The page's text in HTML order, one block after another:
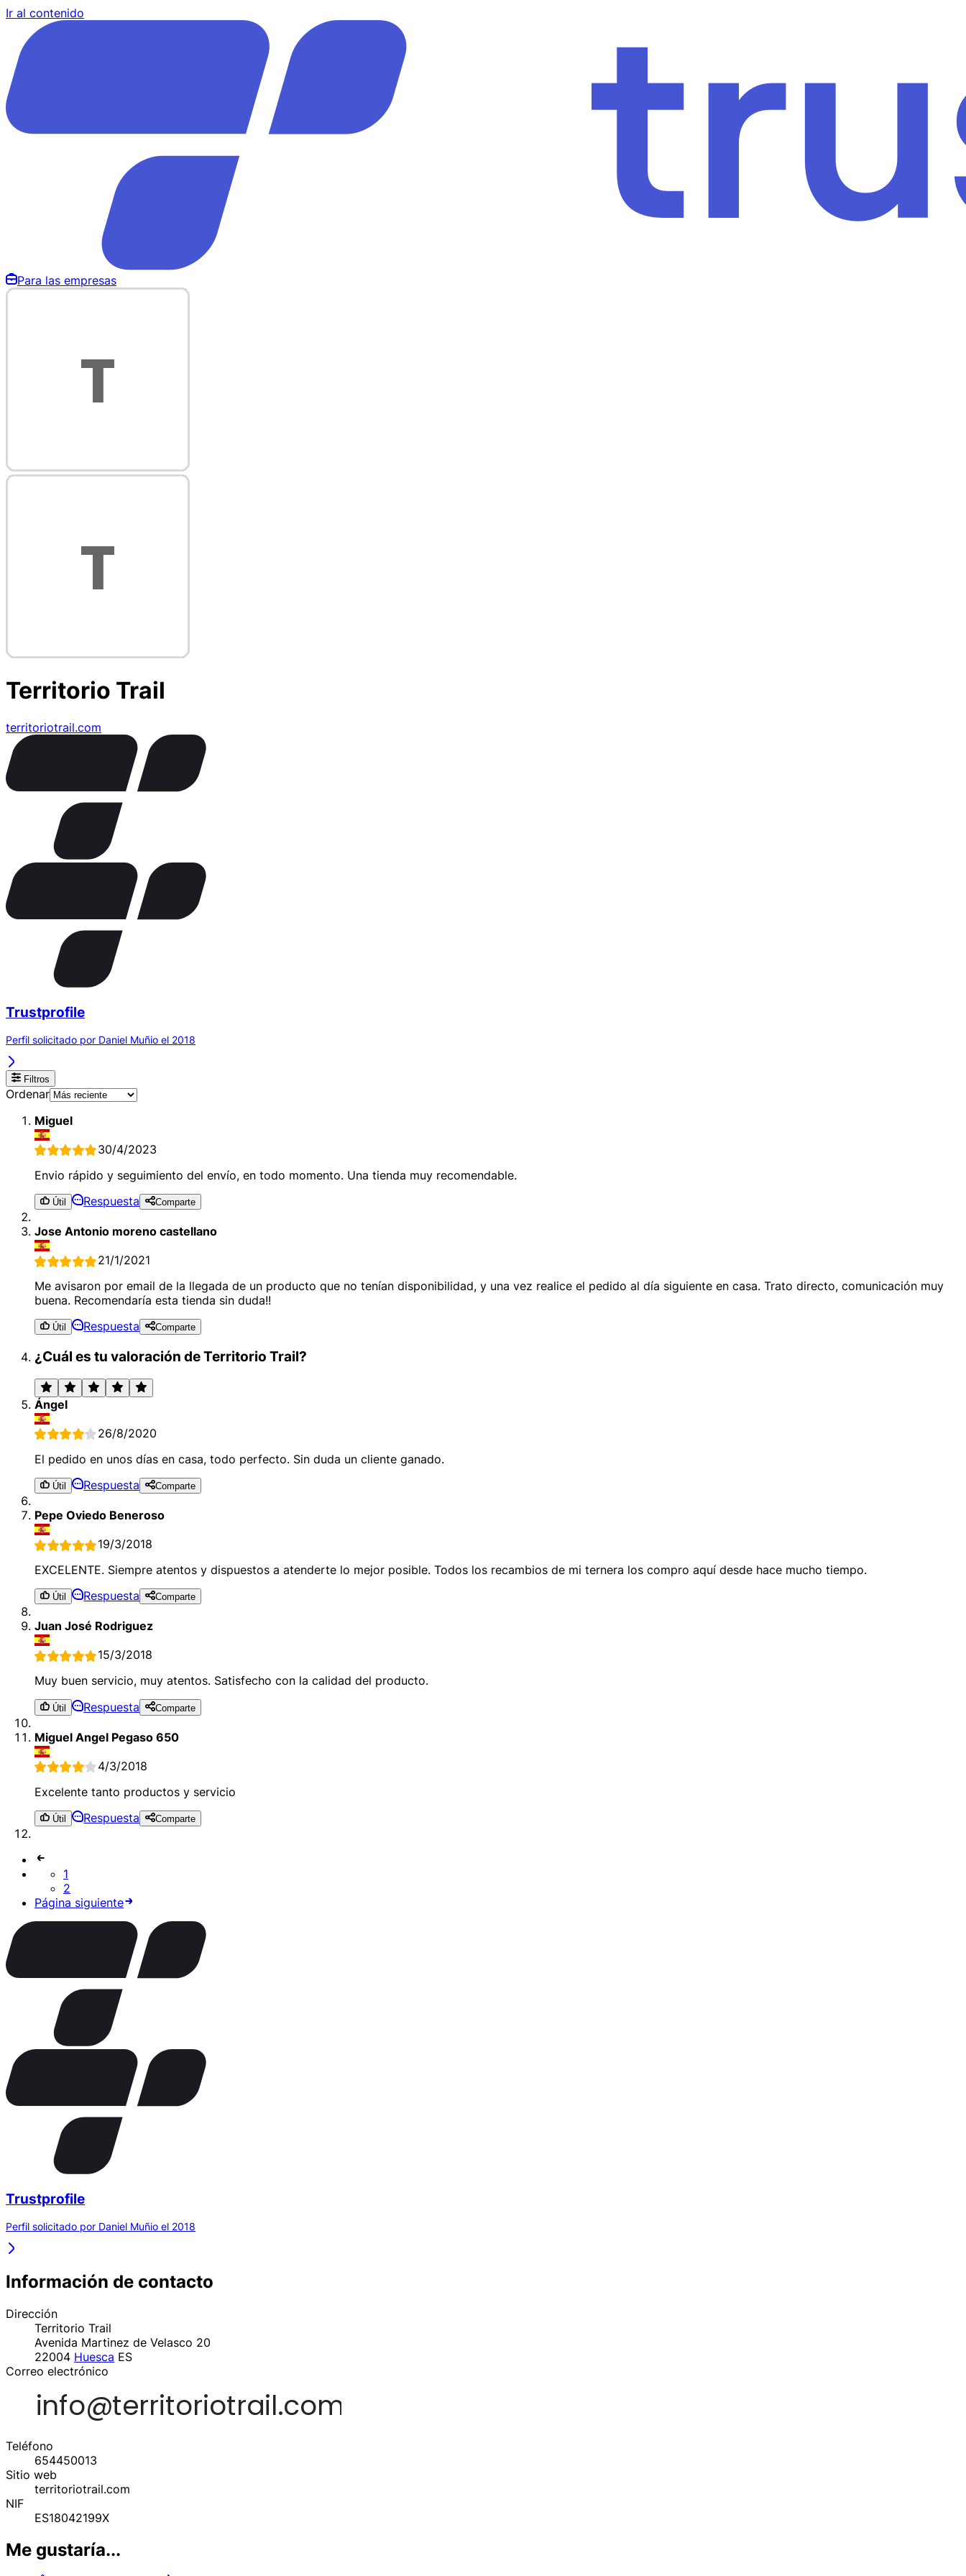
Ir al contenido
Para las empresas
Territorio Trail
territoriotrail.com
Trustprofile
Perfil solicitado por Daniel Muñio el 2018
Filtros
Ordenar
Miguel
30/4/2023
Envio rápido y seguimiento del envío, en todo momento. Una tienda muy recomendable.
Útil Respuesta Comparte
Jose Antonio moreno castellano
21/1/2021
Me avisaron por email de la llegada de un producto que no tenían disponibilidad, y una vez realice el pedido al día siguiente en casa. Trato directo, comunicación muy
buena. Recomendaría esta tienda sin duda!!
Útil Respuesta Comparte
¿Cuál es tu valoración de Territorio Trail?
Ángel
26/8/2020
El pedido en unos días en casa, todo perfecto. Sin duda un cliente ganado.
Útil Respuesta Comparte
Pepe Oviedo Beneroso
19/3/2018
EXCELENTE. Siempre atentos y dispuestos a atenderte lo mejor posible. Todos los recambios de mi ternera los compro aquí desde hace mucho tiempo.
Útil Respuesta Comparte
Juan José Rodriguez
15/3/2018
Muy buen servicio, muy atentos. Satisfecho con la calidad del producto.
Útil Respuesta Comparte
Miguel Angel Pegaso 650
4/3/2018
Excelente tanto productos y servicio
Útil Respuesta Comparte
1
2
Página siguiente
Trustprofile
Perfil solicitado por Daniel Muñio el 2018
Información de contacto
Dirección
Territorio Trail
Avenida Martinez de Velasco 20
22004 Huesca ES
Correo electrónico
Teléfono
654450013
Sitio web
territoriotrail.com
NIF
ES18042199X
Me gustaría...